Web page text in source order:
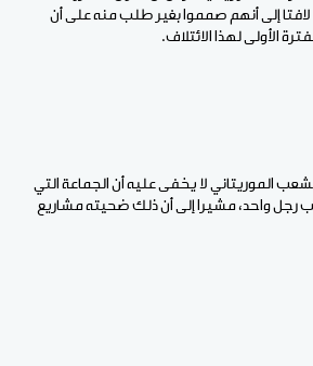
لافتا إلى أنهم صمموا بغير طلب منه على أن
الأولى لهذا الائتلاف.
الموريتاني لا يخفى عليه أن الجماعة التي
رجل واحد، مشيرا إلى أن ذلك ضحيته مشاريع